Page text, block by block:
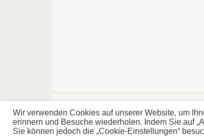
Home
Disclaimer
Impressum & Datenschutz
Wir verwenden Cookies auf unserer Website, um
erinnern und Besuche wiederholen. Indem Sie auf
Sie können jedoch die „Cookie-Einstellungen“